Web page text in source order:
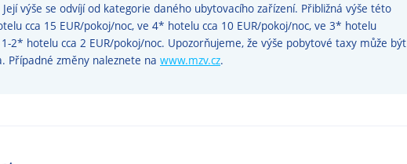
výše se odvíjí od kategorie daného ubytovacího zařízení. Přibližná výše této
cca 15 EUR/pokoj/noc, ve 4* hotelu cca 10 EUR/pokoj/noc, ve 3* hotelu
2* hotelu cca 2 EUR/pokoj/noc. Upozorňujeme, že výše pobytové taxy může být
Případné změny naleznete na www.mzv.cz.